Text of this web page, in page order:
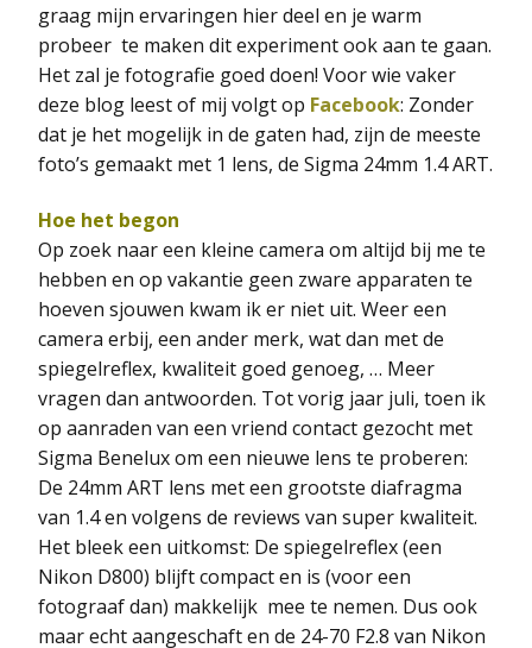
graag mijn ervaringen hier deel en je warm
probeer te maken dit experiment ook aan te gaan.
Het zal je fotografie goed doen! Voor wie vaker
deze blog leest of mij volgt op Facebook: Zonder
dat je het mogelijk in de gaten had, zijn de meeste
foto’s gemaakt met 1 lens, de Sigma 24mm 1.4 ART.
Hoe het begon
Op zoek naar een kleine camera om altijd bij me te
hebben en op vakantie geen zware apparaten te
hoeven sjouwen kwam ik er niet uit. Weer een
camera erbij, een ander merk, wat dan met de
spiegelreflex, kwaliteit goed genoeg, … Meer
vragen dan antwoorden. Tot vorig jaar juli, toen ik
op aanraden van een vriend contact gezocht met
Sigma Benelux om een nieuwe lens te proberen:
De 24mm ART lens met een grootste diafragma
van 1.4 en volgens de reviews van super kwaliteit.
Het bleek een uitkomst: De spiegelreflex (een
Nikon D800) blijft compact en is (voor een
fotograaf dan) makkelijk mee te nemen. Dus ook
maar echt aangeschaft en de 24-70 F2.8 van Nikon